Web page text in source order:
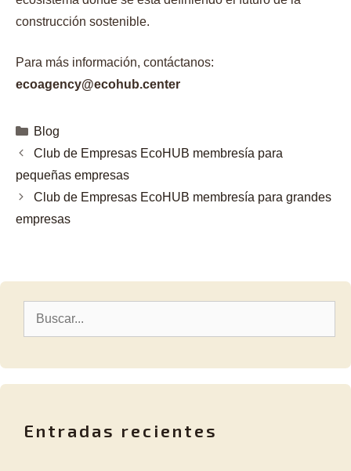
construcción sostenible.
Para más información, contáctanos:
ecoagency@ecohub.center
Blog
Club de Empresas EcoHUB membresía para
pequeñas empresas
Club de Empresas EcoHUB membresía para grandes
empresas
Entradas recientes